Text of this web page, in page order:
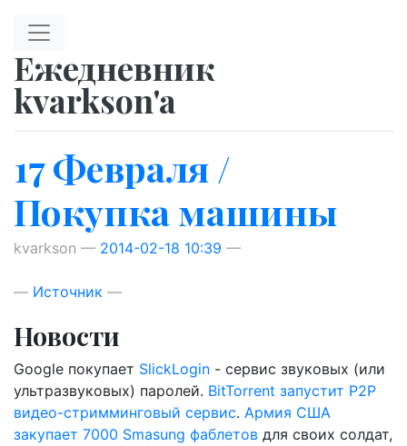
Ежедневник
kvarkson'a
17 Февраля /
Покупка машины
kvarkson 2014-02-18 10:39
Источник
Новости
Google покупает SlickLogin - сервис звуковых (или
ультразвуковых) паролей. BitTorrent запустит P2P
видео-стримминговый сервис. Армия США
закупает 7000 Smasung фаблетов для своих солдат,